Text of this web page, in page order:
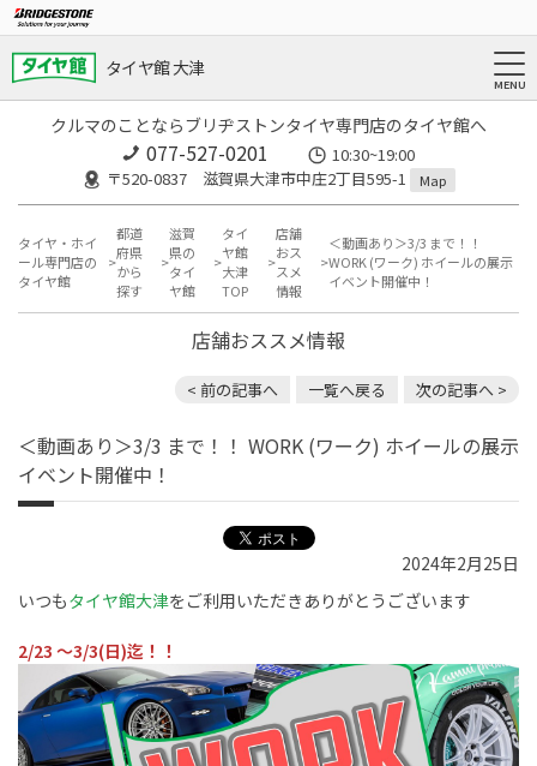
タイヤ館 大津
クルマのことならブリヂストンタイヤ専門店のタイヤ館へ
077-527-0201
10:30~19:00
〒520-0837 滋賀県大津市中庄2丁目595-1
Map
タイヤ・ホイ
ール専門店の
タイヤ館
都道
府県
から
探す
滋賀
県の
タイ
ヤ館
タイ
ヤ館
大津
TOP
店舗
おス
スメ
情報
＜動画あり＞3/3 まで！！
WORK (ワーク) ホイールの展示
イベント開催中！
店舗おススメ情報
< 前の記事へ 一覧へ戻る 次の記事へ >
＜動画あり＞3/3 まで！！ WORK (ワーク) ホイールの展示
イベント開催中！
2024年2月25日
いつもタイヤ館大津をご利用いただきありがとうございます
2/23 ～3/3(日)迄！！